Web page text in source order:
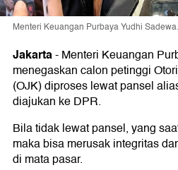
Menteri Keuangan Purbaya Yudhi
Jakarta-Menteri Keuangan
menegaskan calon petinggi
(OJK) diproses lewat pansel
diajukan ke DPR.
Bila tidak lewat pansel, yang
maka bisa merusak integritas
di mata pasar.